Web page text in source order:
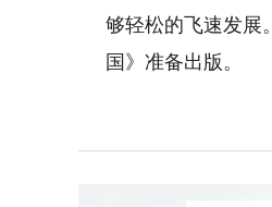
够轻松的飞速发展
国》准备出版。